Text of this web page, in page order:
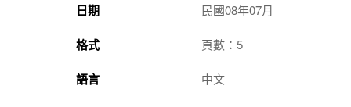
日期 民國08年07月
格式 頁數：5
語言 中文